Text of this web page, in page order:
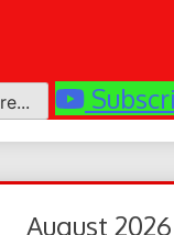
August 2026